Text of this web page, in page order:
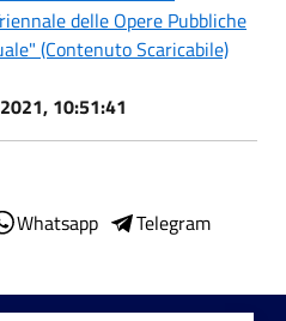
delle Opere Pubbliche
(Contenuto Scaricabile)
10:51:41
Whatsapp
Telegram